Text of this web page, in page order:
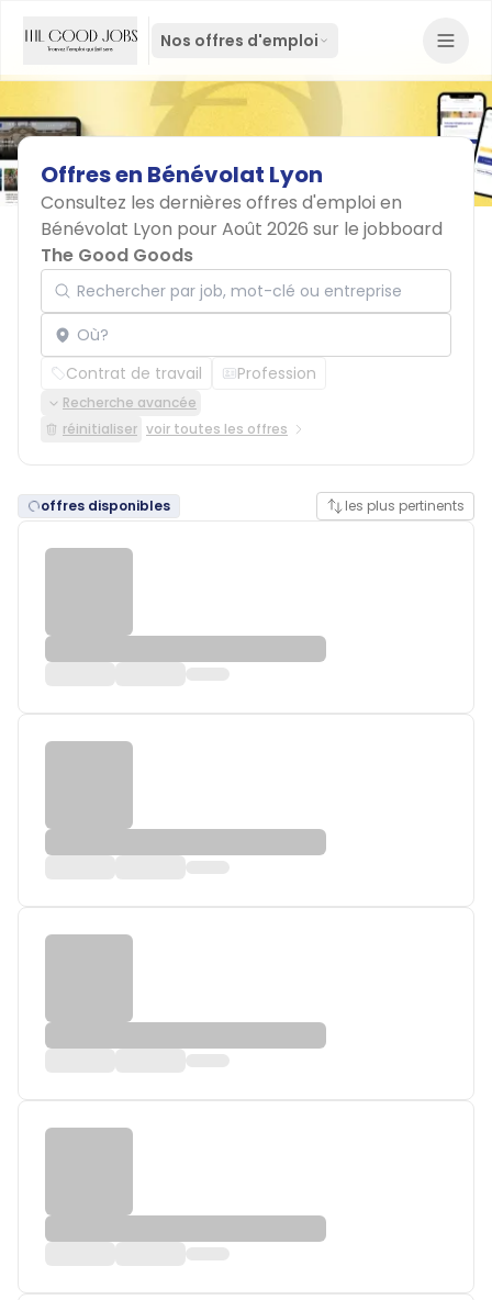
Nos offres d'emploi
Offresen Bénévolat Lyon
Consultez les dernières offres d'emploi en
Bénévolat Lyon pour Août 2026 sur le jobboard
The Good Goods
Rechercher par job, mot-clé ou entreprise
Localisation
Contrat de travail Profession
Recherche avancée
réinitialiser voir toutes les offres
offres disponibles les plus pertinents